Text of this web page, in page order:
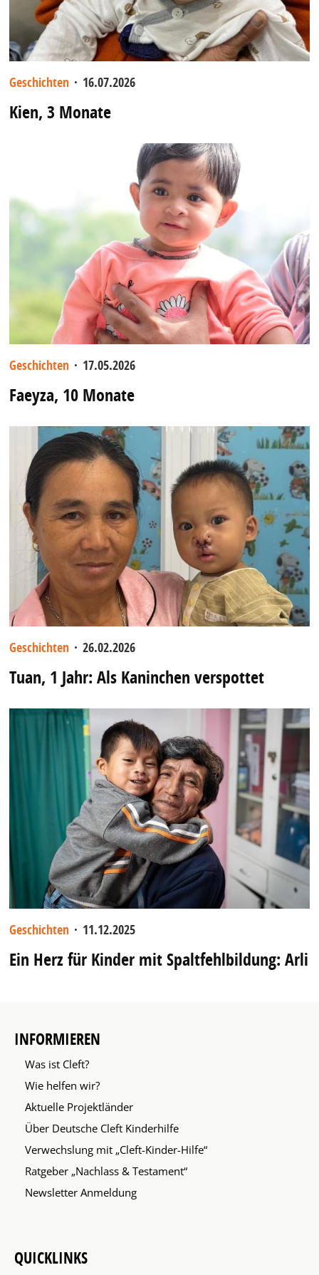
Geschichten · 16.07.2026
Kien, 3 Monate
Geschichten · 17.05.2026
Faeyza, 10 Monate
Geschichten · 26.02.2026
Tuan, 1 Jahr: Als Kaninchen verspottet
Geschichten · 11.12.2025
Ein Herz für Kinder mit Spaltfehlbildung: Arli
INFORMIEREN
Was ist Cleft?
Wie helfen wir?
Aktuelle Projektländer
Über Deutsche Cleft Kinderhilfe
Verwechslung mit „Cleft-Kinder-Hilfe“
Ratgeber „Nachlass & Testament“
Newsletter Anmeldung
QUICKLINKS